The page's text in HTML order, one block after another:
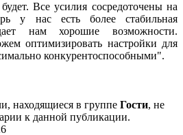
Все усилия сосредоточены на
у нас есть более стабильная
нам хорошие возможности.
оптимизировать настройки для
конкурентоспособными".
находящиеся в группе Гости, не
к данной публикации.